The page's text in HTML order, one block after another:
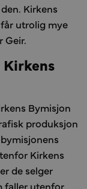
Kirkens
utrolig mye
Geir.
Bymisjon
produksjon
Kirkens
de selger
faller utenfor